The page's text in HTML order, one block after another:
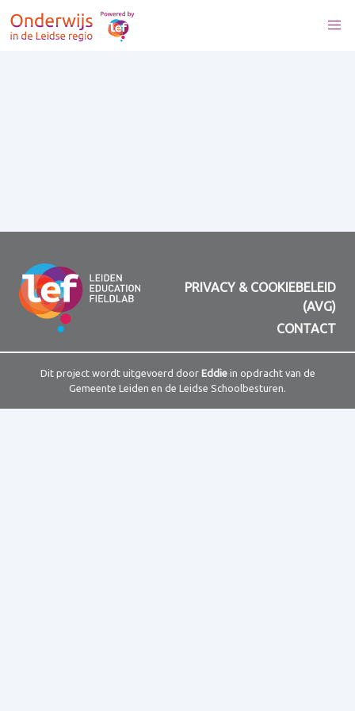
PRIVACY & COOKIEBELEID
(AVG)
CONTACT
Dit project wordt uitgevoerd door Eddiein opdracht van de
Gemeente Leiden en de Leidse Schoolbesturen.